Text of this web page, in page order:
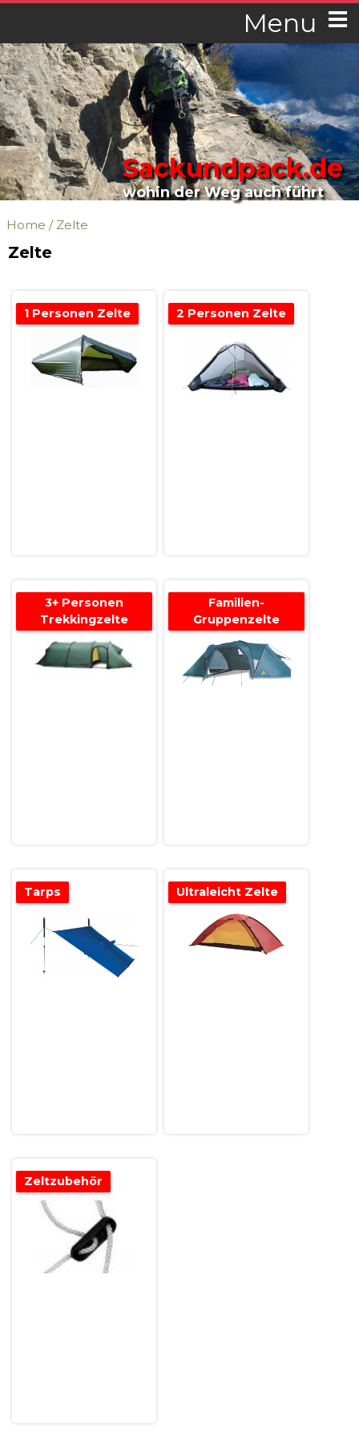
Menu
Sackundpack.de
wohin der Weg auch führt
Home / Zelte
Zelte
1 Personen Zelte 2 Personen Zelte
3+ Personen
Trekkingzelte
Familien-
Gruppenzelte
Tarps Ultraleicht Zelte
Zeltzubehör